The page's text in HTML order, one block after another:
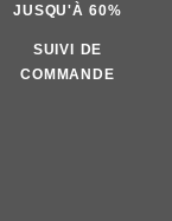
JUSQU'À 60%
SUIVI DE
COMMANDE